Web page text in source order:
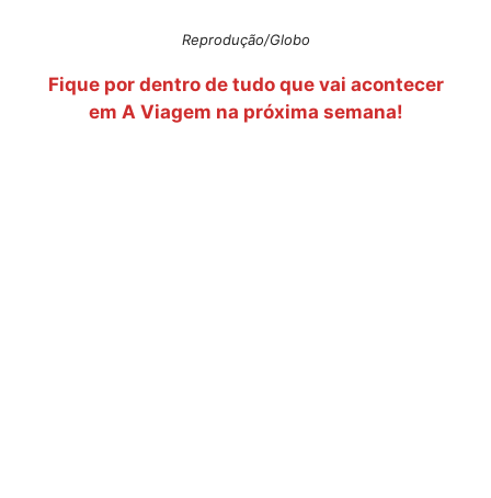
Reprodução/Globo
Fique por dentro de tudo que vai acontecer
em A Viagem na próxima semana!